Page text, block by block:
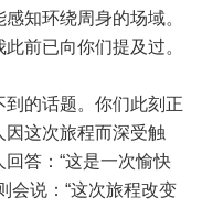
知环绕周身的场域。
前已向你们提及过。
的话题。你们此刻正
这次旅程而深受触
答：“这是一次愉快
会说：“这次旅程改变